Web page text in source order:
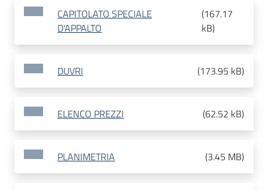
CAPITOLATO SPECIALE
D'APPALTO
(167.17
kB)
DUVRI (173.95 kB)
ELENCO PREZZI (62.52 kB)
PLANIMETRIA (3.45 MB)